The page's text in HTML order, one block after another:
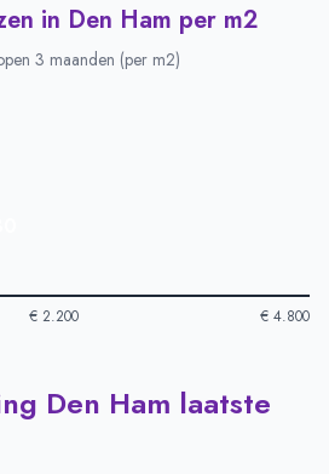
in Den Ham per m2
3 maanden (per m2)
€ 2.200 € 4.800
per m2- Afgelopen 3 maanden
Den Ham laatste